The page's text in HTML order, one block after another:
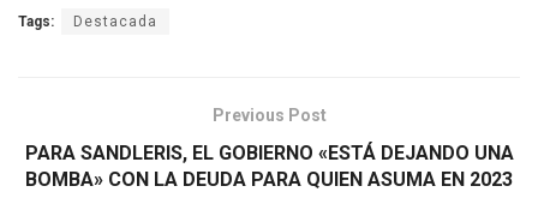
Tags: Destacada
Previous Post
PARA SANDLERIS, EL GOBIERNO «ESTÁ DEJANDO UNA
BOMBA» CON LA DEUDA PARA QUIEN ASUMA EN 2023